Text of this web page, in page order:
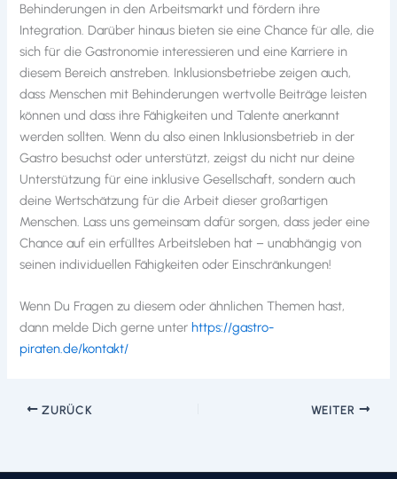
Behinderungen in den Arbeitsmarkt und fördern ihre
Integration. Darüber hinaus bieten sie eine Chance für alle, die
sich für die Gastronomie interessieren und eine Karriere in
diesem Bereich anstreben. Inklusionsbetriebe zeigen auch,
dass Menschen mit Behinderungen wertvolle Beiträge leisten
können und dass ihre Fähigkeiten und Talente anerkannt
werden sollten. Wenn du also einen Inklusionsbetrieb in der
Gastro besuchst oder unterstützt, zeigst du nicht nur deine
Unterstützung für eine inklusive Gesellschaft, sondern auch
deine Wertschätzung für die Arbeit dieser großartigen
Menschen. Lass uns gemeinsam dafür sorgen, dass jeder eine
Chance auf ein erfülltes Arbeitsleben hat – unabhängig von
seinen individuellen Fähigkeiten oder Einschränkungen!
Wenn Du Fragen zu diesem oder ähnlichen Themen hast,
dann melde Dich gerne unter https://gastro-
piraten.de/kontakt/
ZURÜCK WEITER